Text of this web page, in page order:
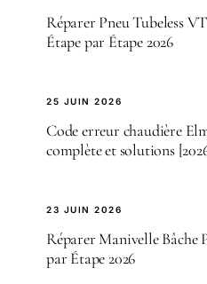
Réparer Pneu Tubeless
Étape par Étape 2026
25 JUIN 2026
Code erreur chaudière
complète et solutions
23 JUIN 2026
Réparer Manivelle Bâche
par Étape 2026